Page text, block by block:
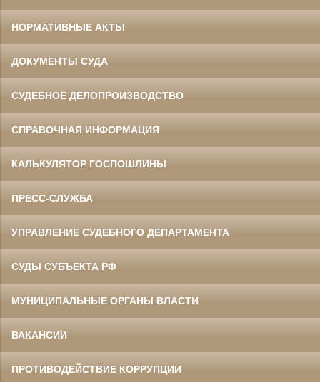
НОРМАТИВНЫЕ АКТЫ
ДОКУМЕНТЫ СУДА
СУДЕБНОЕ ДЕЛОПРОИЗВОДСТВО
СПРАВОЧНАЯ ИНФОРМАЦИЯ
КАЛЬКУЛЯТОР ГОСПОШЛИНЫ
ПРЕСС-СЛУЖБА
УПРАВЛЕНИЕ СУДЕБНОГО ДЕПАРТАМЕНТА
СУДЫ СУБЪЕКТА РФ
МУНИЦИПАЛЬНЫЕ ОРГАНЫ ВЛАСТИ
ВАКАНСИИ
ПРОТИВОДЕЙСТВИЕ КОРРУПЦИИ